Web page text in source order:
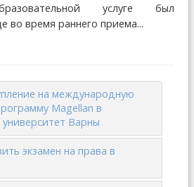
услуге был
во время раннего приема...
на международную
Magellan в
Варны
экзамен на права в